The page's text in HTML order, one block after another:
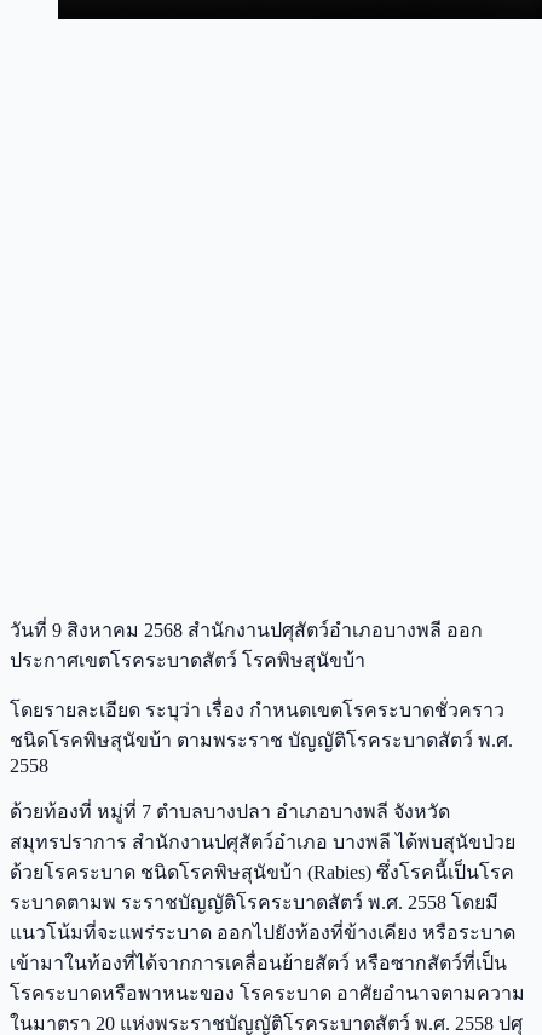
วันที่ 9 สิงหาคม 2568 สํานักงานปศุสัตว์อําเภอบางพลี ออก
ประกาศเขตโรคระบาดสัตว์ โรคพิษสุนัขบ้า
โดยรายละเอียด ระบุว่า เรื่อง กําหนดเขตโรคระบาดชั่วคราว
ชนิดโรคพิษสุนัขบ้า ตามพระราช บัญญัติโรคระบาดสัตว์ พ.ศ.
2558
ด้วยท้องที่ หมู่ที่ 7 ตําบลบางปลา อําเภอบางพลี จังหวัด
สมุทรปราการ สํานักงานปศุสัตว์อําเภอ บางพลี ได้พบสุนัขป่วย
ด้วยโรคระบาด ชนิดโรคพิษสุนัขบ้า (Rabies) ซึ่งโรคนี้เป็นโรค
ระบาดตามพ ระราชบัญญัติโรคระบาดสัตว์ พ.ศ. 2558 โดยมี
แนวโน้มที่จะแพร่ระบาด ออกไปยังท้องที่ข้างเคียง หรือระบาด
เข้ามาในท้องที่ได้จากการเคลื่อนย้ายสัตว์ หรือซากสัตว์ที่เป็น
โรคระบาดหรือพาหนะของ โรคระบาด อาศัยอํานาจตามความ
ในมาตรา 20 แห่งพระราชบัญญัติโรคระบาดสัตว์ พ.ศ. 2558 ปศุ